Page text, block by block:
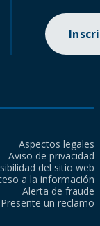
Aspectos legales
Aviso de privacidad
del sitio web
a la información
Alerta de fraude
Presente un reclamo